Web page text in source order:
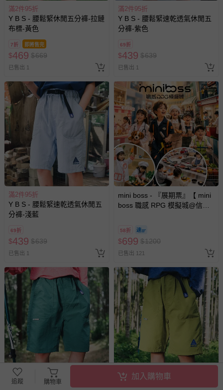
滿2件95折
Y B S - 腰鬆緊休閒五分褲-拉鏈
布標-黃色
7折 即將售完
$469 $669
已售出 1
滿2件95折
Y B S - 腰鬆緊速乾透氣休閒五
分褲-紫色
69折
$439 $639
已售出 1
滿2件95折
Y B S - 腰鬆緊速乾透氣休閒五
分褲-淺藍
69折
$439 $639
已售出 1
mini boss - 『展期票』【 mini
boss 職感 RPG 模擬城@信義
券，於展期現場憑訂單編號兌
換，依現場梯次安排入場，逾
期作廢) (兒童票(2歲以上)贈一
名陪伴成人)
58折
$699 $1200
已售出 121
滿2件95折 滿2件95折
追蹤 購物車
加入購物車